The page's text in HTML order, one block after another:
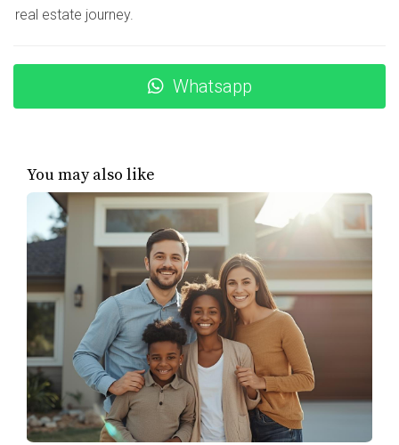
Decidieron sentarse juntos y analizar sus gastos
que gastaban mucho en cenas fuera y suscripciones a
servicios que apenas utilizaban. Al priorizar sus gastos,
decidieron reducir las cenas fuera a una vez al mes y
fija cada mes para su down payment. En menos de un
año, lograron reunir lo suficiente para comprar su casa
soñada en un vecindario familiar en Miami.
Caso de Estudio 2: Ana y su Nuevo
Comienzo
Ana era una joven profesional que había estado
alquilando un apartamento pequeño en Miami. Siempre
había querido tener su propio lugar, pero sentía que
nunca podría ahorrar lo suficiente. Después de asistir a
un taller sobre gestión financiera, decidió implementar
real estate journey.
Whatsapp
You may also like